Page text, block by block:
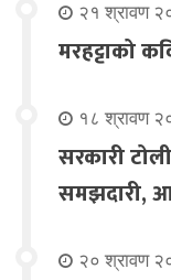
२१ श्रावण
मरहट्टाको
१८ श्रावण
सरकारी
समझदारी,
२० श्रावण